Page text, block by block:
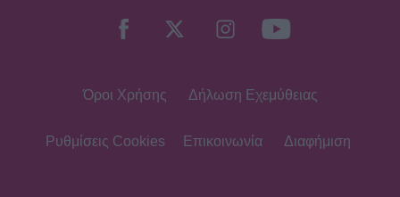
Όροι Χρήσης Δήλωση Εχεμύθειας
Ρυθμίσεις Cookies Επικοινωνία Διαφήμιση